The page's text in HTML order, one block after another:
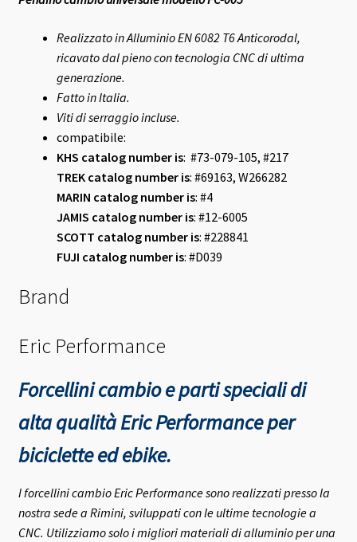
Realizzato in Alluminio EN 6082 T6 Anticorodal,
ricavato dal pieno con tecnologia CNC di ultima
generazione.
Fatto in Italia.
Viti di serraggio incluse.
compatibile:
KHS catalog number is: #73-079-105, #217
TREK catalog number is: #69163, W266282
MARIN catalog number is: #4
JAMIS catalog number is: #12-6005
SCOTT catalog number is: #228841
FUJI catalog number is: #D039
Brand
Eric Performance
Forcellini cambio e parti speciali di
alta qualità Eric Performance per
biciclette ed ebike.
I forcellini cambio Eric Performance sono realizzati presso la
nostra sede a Rimini, sviluppati con le ultime tecnologie a
CNC. Utilizziamo solo i migliori materiali di alluminio per una